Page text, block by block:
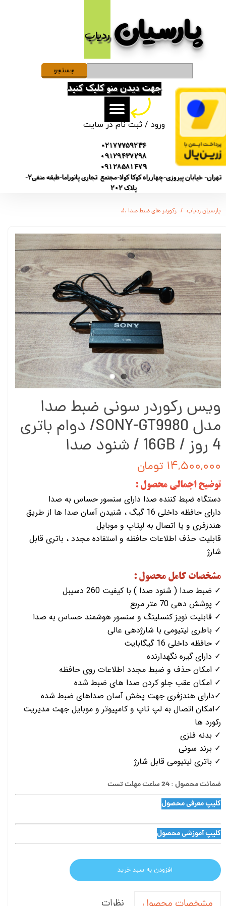
پارسیان​​​​​​​ردیاب
ورود /ثبت نام در سایت
حساب کاربری من
تغییر گذر واژه
سفارشات
خروج از حساب کاربری
02177759236
09129437298
09128581479
تهران- خیابان پیروزی-چهارراه کوکا کولا-مجتمع تجاری پانوراما-طبقه منفی2-
پلاک 202
جهت دیدن منو کلیک کنید
جستجو
پارسیان ردیاب رکوردر های ضبط صدا
ویس رکوردر سونی ضبط صدا
مدل SONY-GT9980/ دوام باتری
4 روز / 16GB / شنود صدا
۱۴,۵۰۰,۰۰۰ تومان
توضیح اجمالی محصول :
دستگاه ضبط کننده صدا دارای سنسور حساس به صدا
دارای حافظه داخلی 16 گیگ ، شنیدن آسان صدا ها از طریق
هندزفری و یا اتصال به لپتاپ و موبایل
قابلیت حذف اطلاعات حافظه و استفاده مجدد ، باتری قابل
شارژ
مشخصات کامل محصول :
✓ ضبط صدا ( شنود صدا ) با کیفیت 260 دسیبل
✓ پوشش دهی 70 متر مربع
✓ قابلیت نویز کنسلینگ و سنسور هوشمند حساس به صدا
✓ باطری لیتیومی با شارژدهی عالی
✓ حافظه داخلی 16 گیگابایت
✓ دارای گیره نگهدارنده
✓ امکان حذف و ضبط مجدد اطلاعات روی حافظه
✓ امکان عقب جلو کردن صدا های ضبط شده
✓دارای هندزفری جهت پخش آسان صداهای ضبط شده
✓امکان اتصال به لپ تاپ و کامپیوتر و موبایل جهت مدیریت
رکورد ها
✓ بدنه فلزی
✓ برند سونی
✓ باتری لیتیومی قابل شارژ
ضمانت محصول : 24 ساعت مهلت تست
کلیپ معرفی محصول
کلیپ آموزشی محصول
افزودن به سبد خرید